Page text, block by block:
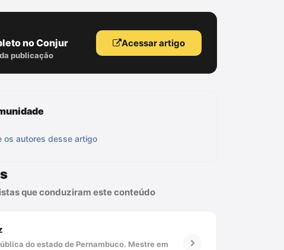
no Conjur
publicação
Acessar artigo
os autores desse artigo
que conduziram este conteúdo
do estado de Pernambuco. Mestre em